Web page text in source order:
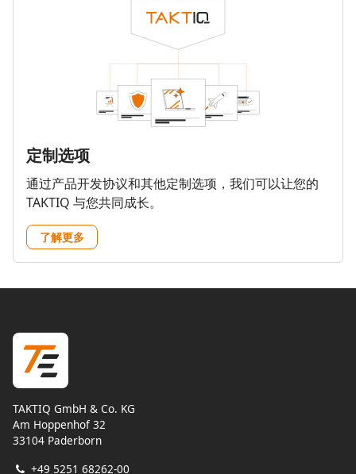
定制选项
通过产品开发协议和其他定制选项，我们可以让您的
TAKTIQ 与您共同成长。
了解更多
TAKTIQ GmbH & Co. KG
Am Hoppenhof 32
33104 Paderborn
+49 5251 68262-00